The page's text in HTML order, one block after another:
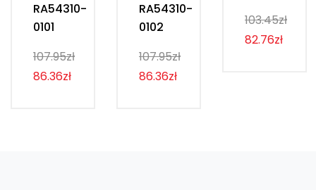
RA54310-
0101
107.95zł
86.36zł
RA54310-
0102
107.95zł
86.36zł
103.45zł
82.76zł